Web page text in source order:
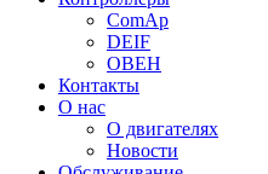
ComAp
DEIF
ОВЕН
Контакты
О нас
О двигателях
Новости